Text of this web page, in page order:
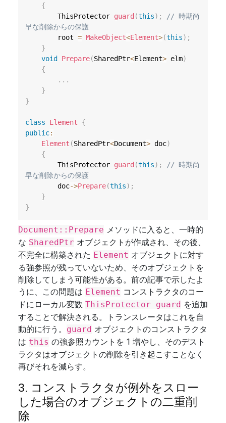
{
        ThisProtector
guard (this) ;
// 時期尚
早な削除からの保護
        root
= MakeObject<Element>(this) ;
}
void
Prepare(SharedPtr<Element> elm)
{
. . .
}
}
class Element
{
public:
Element (SharedPtr<Document> doc)
{
        ThisProtector
guard (this) ;
// 時期尚
早な削除からの保護
        doc
->Prepare(this) ;
}
}
Document::Prepare メソッドに入ると、一時的
な SharedPtr オブジェクトが作成され、その後、
不完全に構築された Element オブジェクトに対す
る強参照が残っていないため、そのオブジェクトを
削除してしまう可能性がある。前の記事で示したよ
うに、この問題は Element コンストラクタのコー
ドにローカル変数 ThisProtector guard を追加
することで解決される。トランスレータはこれを自
動的に行う。 guard オブジェクトのコンストラクタ
は this の強参照カウントを 1 増やし、そのデスト
ラクタはオブジェクトの削除を引き起こすことなく
再びそれを減らす。
3. コンストラクタが例外をスロー
した場合のオブジェクトの二重削
除